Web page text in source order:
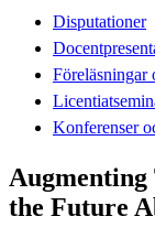
Disputationer
Föreläsningar
Konferenser
the Future